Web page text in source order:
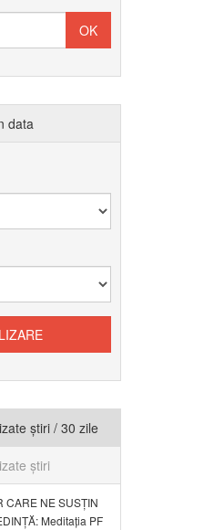
data
știri / 30 zile
știri
CARE NE SUSȚIN
Meditația PF